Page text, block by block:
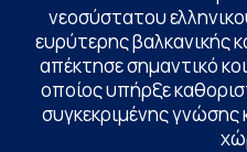
νεοσύστατου
ευρύτερης βαλκανικής
απέκτησε σημαντικό
οποίος υπήρξε
συγκεκριμένης γνώσης